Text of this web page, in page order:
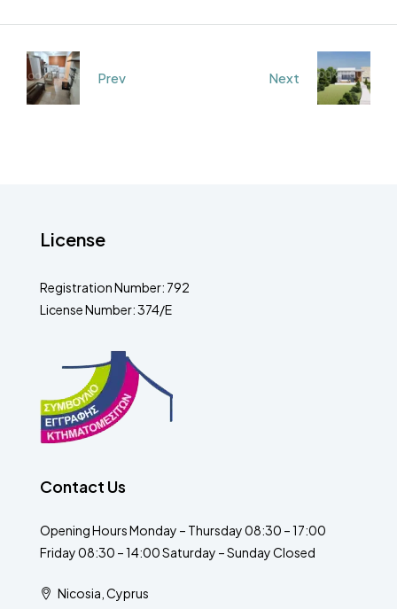
Prev Next
License
Registration Number: 792
License Number: 374/E
Contact Us
Opening Hours Monday – Thursday 08:30 – 17:00
Friday 08:30 – 14:00 Saturday – Sunday Closed
Nicosia, Cyprus